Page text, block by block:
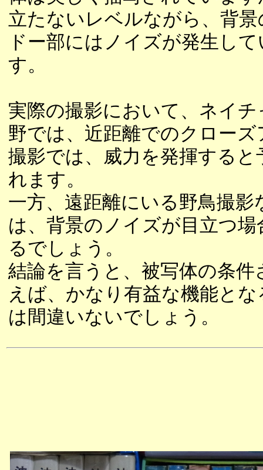
立たないレベルながら、背
ドー部にはノイズが発生し
す。
実際の撮影において、ネイチ
野では、近距離でのクローズ
撮影では、威力を発揮すると
れます。
一方、遠距離にいる野鳥撮影
は、背景のノイズが目立つ場
るでしょう。
結論を言うと、被写体の条件
えば、かなり有益な機能と
は間違いないでしょう。